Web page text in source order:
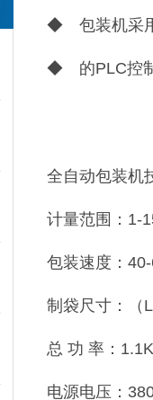
◆ 包装机采用
◆ 的PLC控制
全自动包装机
计量范围：1-
包装速度：
制袋尺寸：（
总 功 率：
电源电压：